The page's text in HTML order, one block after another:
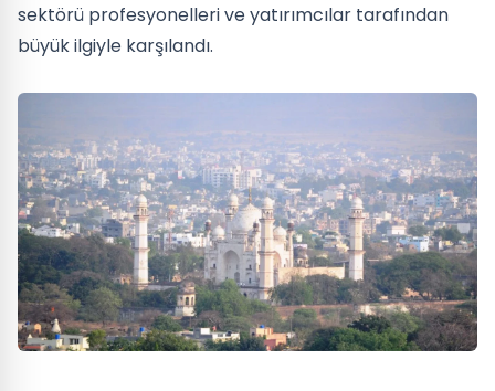
sektörü profesyonelleri ve yatırımcılar tarafından
büyük ilgiyle karşılandı.